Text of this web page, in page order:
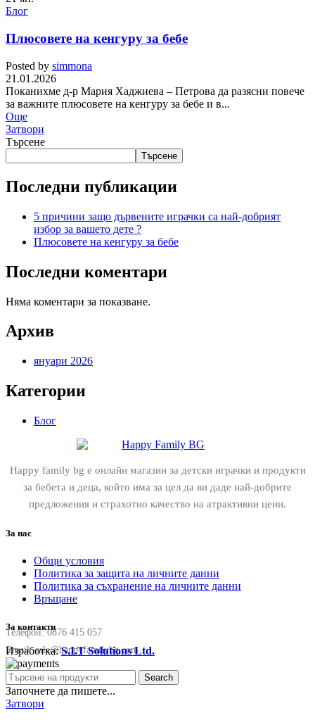
Блог
Плюсовете на кенгуру за бебе
Posted by simmona
21.01.2026
Поканихме д-р Мария Хаджиева – Петрова да разясни повече
за важните плюсовете на кенгуру за бебе и в...
Още
Затвори
Търсене
Търсене
Последни публикации
5 причини защо дървените играчки са най-добрият
избор за вашето дете ?
Плюсовете на кенгуру за бебе
Последни коментари
Няма коментари за показване.
Архив
януари 2026
Категории
Блог
Happy family bg е онлайн магазин за детски играчки и продукти
за бебета и деца, който има за цел да ви даде най-добрите
предложения и страхотно качество на атрактивни цени.
За нас
Общи условия
Политика за защита на личните данни
Политика за съхранение на личните данни
Връщане
За контакти
Телефон:0876 415 057
Email:sale@happyfamilybg.com
Изработка:S.I.T Solutions Ltd.
Search
Започнете да пишете...
Затвори